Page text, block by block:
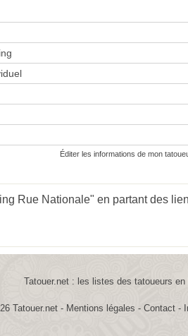
Éditer les informations de mon
Rue Nationale" en partant des
Tatouer.net : les listes des tatoueurs en
Tatouer.net - Mentions légales - Contact -